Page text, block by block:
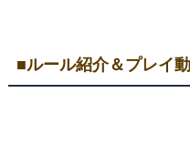
■ルール紹介＆プレイ